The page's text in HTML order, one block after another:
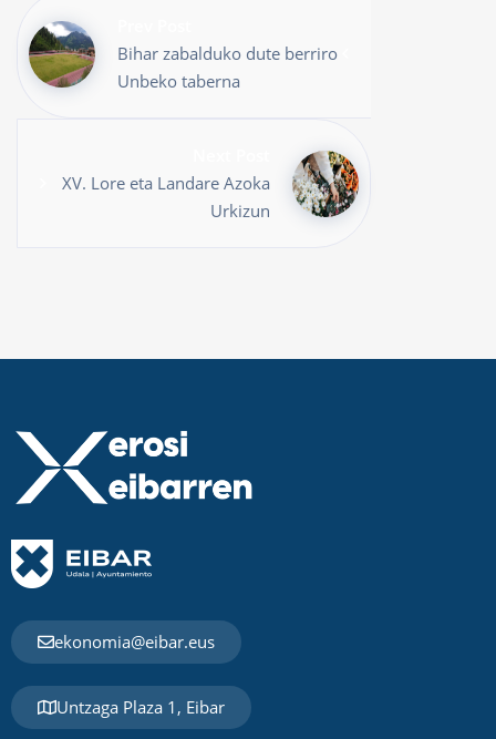
Bihar zabalduko dute berriro
Unbeko taberna
XV. Lore eta Landare Azoka
Urkizun
ekonomia@eibar.eus
Untzaga Plaza 1, Eibar